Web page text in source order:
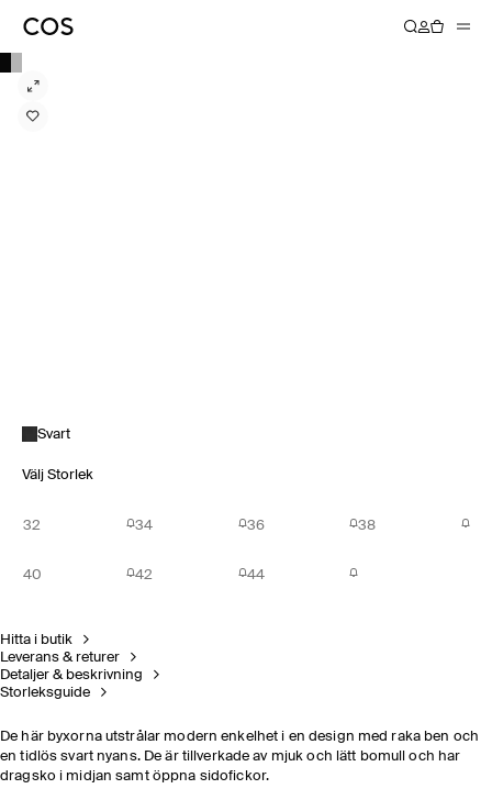
Svart
Välj Storlek
32 34 36 38
40 42 44
Hitta i butik
Leverans & returer
Detaljer & beskrivning
Storleksguide
De här byxorna utstrålar modern enkelhet i en design med raka ben och
en tidlös svart nyans. De är tillverkade av mjuk och lätt bomull och har
dragsko i midjan samt öppna sidofickor.